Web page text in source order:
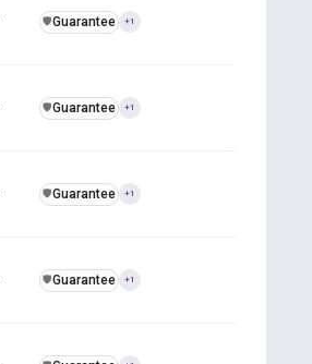
️🛡️Guarantee +1
️🛡️Guarantee +1
️🛡️Guarantee +1
️🛡️Guarantee +1